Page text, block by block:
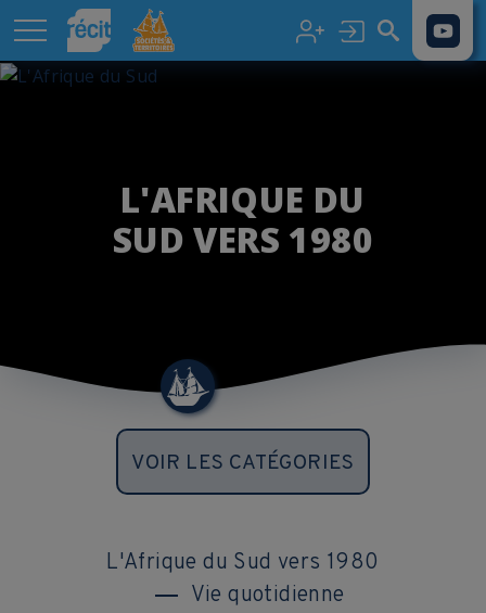
Aller au contenu principal
L'AFRIQUE DU
SUD VERS 1980
VOIR LES CATÉGORIES
L'Afrique du Sud vers 1980
Vie quotidienne